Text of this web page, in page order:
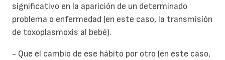
significativo en la aparición de un determinado
problema o enfermedad (en este caso, la transmisión
de toxoplasmoxis al bebé).
- Que el cambio de ese hábito por otro (en este caso,